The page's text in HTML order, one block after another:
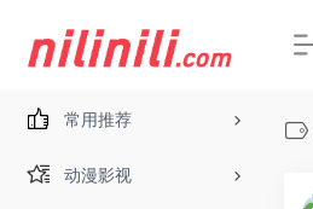
常用推荐
动漫影视